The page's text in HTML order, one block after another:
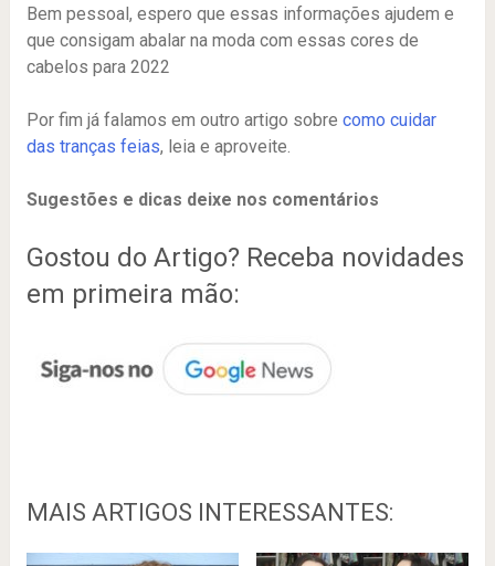
Bem pessoal, espero que essas informações ajudem e
que consigam abalar na moda com essas cores de
cabelos para 2022
Por fim já falamos em outro artigo sobre como cuidar
das tranças feias, leia e aproveite.
Sugestões e dicas deixe nos comentários
Gostou do Artigo? Receba novidades
em primeira mão:
MAIS ARTIGOS INTERESSANTES: